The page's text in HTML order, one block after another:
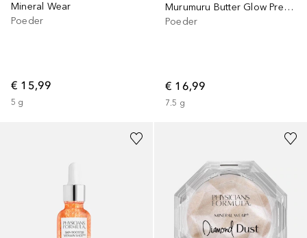
Mineral Wear
Poeder
€ 15,99
5 g
Murumuru Butter Glow Pressed Powder
Poeder
€ 16,99
7.5 g